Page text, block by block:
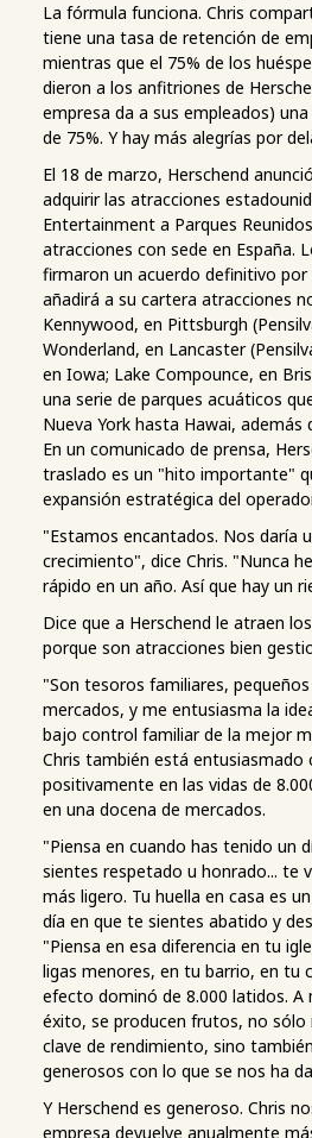
La fórmula funciona. Chris
tiene una tasa de retención de
mientras que el 75% de los
dieron a los anfitriones de
empresa da a sus empleados)
de 75%. Y hay más alegrías por
El 18 de marzo, Herschend
adquirir las atracciones
Entertainment a Parques
atracciones con sede en España.
firmaron un acuerdo definitivo por
añadirá a su cartera atracciones
Kennywood, en Pittsburgh
Wonderland, en Lancaster
en Iowa; Lake Compounce, en
una serie de parques acuáticos
Nueva York hasta Hawai, además
En un comunicado de prensa,
traslado es un "hito importante"
expansión estratégica del
"Estamos encantados. Nos daría
crecimiento", dice Chris. "Nunca
rápido en un año. Así que hay un
Dice que a Herschend le atraen
porque son atracciones bien
"Son tesoros familiares,
mercados, y me entusiasma la
bajo control familiar de la mejor
Chris también está entusiasmado
positivamente en las vidas de
en una docena de mercados.
"Piensa en cuando has tenido un
sientes respetado u honrado... te
más ligero. Tu huella en casa es
día en que te sientes abatido y
"Piensa en esa diferencia en tu
ligas menores, en tu barrio, en tu
efecto dominó de 8.000 latidos. A
éxito, se producen frutos, no sólo
clave de rendimiento, sino
generosos con lo que se nos ha
Y Herschend es generoso. Chris
empresa devuelve anualmente